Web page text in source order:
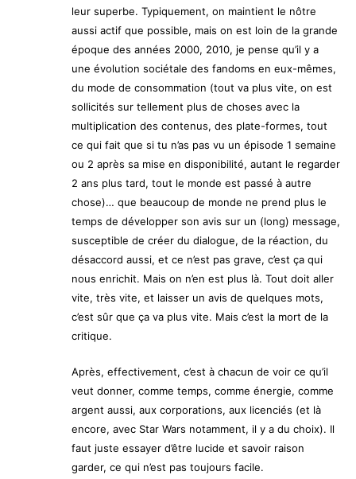
leur superbe. Typiquement, on maintient le nôtre
aussi actif que possible, mais on est loin de la grande
époque des années 2000, 2010, je pense qu’il y a
une évolution sociétale des fandoms en eux-mêmes,
du mode de consommation (tout va plus vite, on est
sollicités sur tellement plus de choses avec la
multiplication des contenus, des plate-formes, tout
ce qui fait que si tu n’as pas vu un épisode 1 semaine
ou 2 après sa mise en disponibilité, autant le regarder
2 ans plus tard, tout le monde est passé à autre
chose)… que beaucoup de monde ne prend plus le
temps de développer son avis sur un (long) message,
susceptible de créer du dialogue, de la réaction, du
désaccord aussi, et ce n’est pas grave, c’est ça qui
nous enrichit. Mais on n’en est plus là. Tout doit aller
vite, très vite, et laisser un avis de quelques mots,
c’est sûr que ça va plus vite. Mais c’est la mort de la
critique.
Après, effectivement, c’est à chacun de voir ce qu’il
veut donner, comme temps, comme énergie, comme
argent aussi, aux corporations, aux licenciés (et là
encore, avec Star Wars notamment, il y a du choix). Il
faut juste essayer d’être lucide et savoir raison
garder, ce qui n’est pas toujours facile.